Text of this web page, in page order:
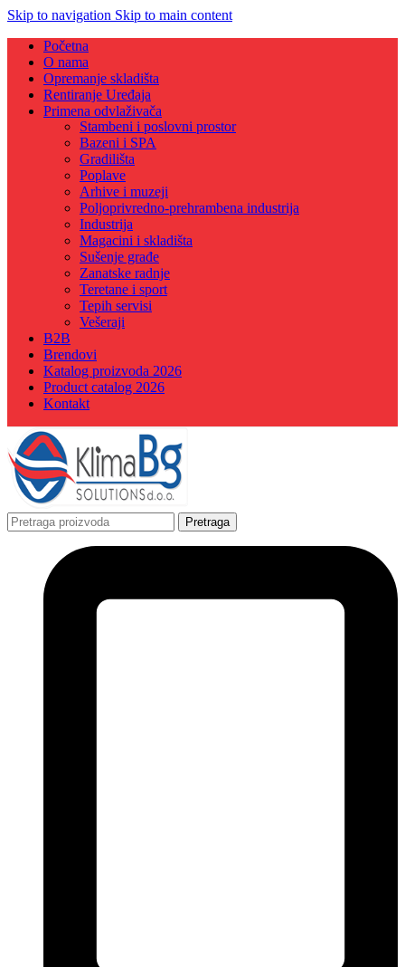
Skip to navigation Skip to main content
Početna
O nama
Opremanje skladišta
Rentiranje Uređaja
Primena odvlaživača
Stambeni i poslovni prostor
Bazeni i SPA
Gradilišta
Poplave
Arhive i muzeji
Poljoprivredno-prehrambena industrija
Industrija
Magacini i skladišta
Sušenje građe
Zanatske radnje
Teretane i sport
Tepih servisi
Vešeraji
B2B
Brendovi
Katalog proizvoda 2026
Product catalog 2026
Kontakt
Pretraga